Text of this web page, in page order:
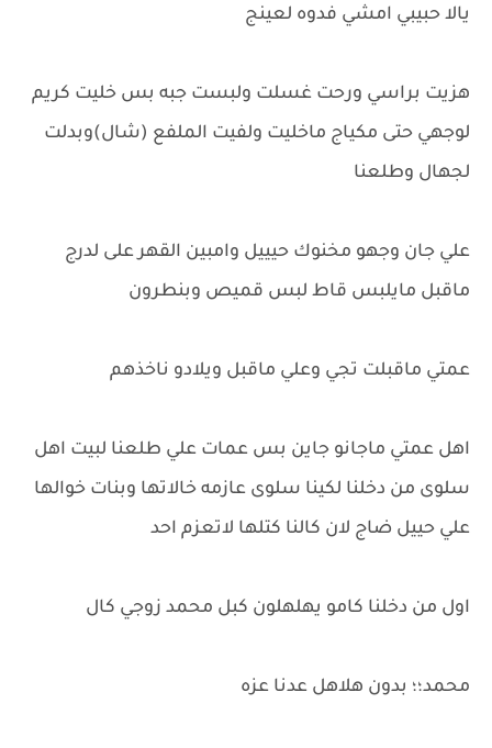
يالا حبيبي امشي فدوه لعينج
هزيت براسي ورحت غسلت ولبست جبه بس خليت كريم
لوجهي حتى مكياج ماخليت ولفيت الملفع (شال)وبدلت
لجهال وطلعنا
علي جان وجهو مخنوك حيييل وامبين القهر على لدرج
ماقبل مايلبس قاط لبس قميص وبنطرون
عمتي ماقبلت تجي وعلي ماقبل ويلادو ناخذهم
اهل عمتي ماجانو جاين بس عمات علي طلعنا لبيت اهل
سلوى من دخلنا لكينا سلوى عازمه خالاتها وبنات خوالها
علي حييل ضاج لان كالنا كتلها لاتعزم احد
اول من دخلنا كامو يهلهلون كبل محمد زوجي كال
محمد؛؛ بدون هلاهل عدنا عزه